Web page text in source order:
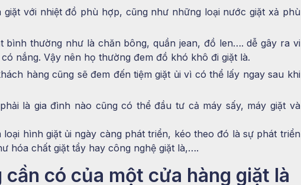
giặt với nhiệt đồ phù hợp, cũng như những loại nước giặt xả phù
bình thường như là chăn bông, quần jean, đồ len…. dễ gây ra vi
nắng. Vậy nên họ thường đem đồ khó khô đi giặt là.
hàng cũng sẽ đem đến tiệm giặt ủi vì có thể lấy ngay sau khi
là gia đình nào cũng có thể đầu tư cả máy sấy, máy giặt và
hình giặt ủi ngày càng phát triển, kéo theo đó là sự phát triển
hóa chất giặt tẩy hay công nghệ giặt là,….
có của một cửa hàng giặt là